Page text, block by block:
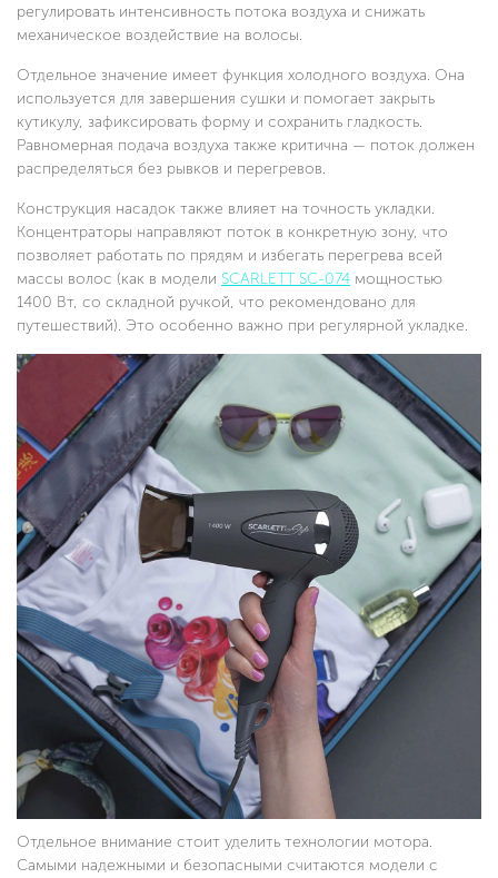
регулировать интенсивность потока воздуха и снижать
механическое воздействие на волосы.
Отдельное значение имеет функция холодного воздуха. Она
используется для завершения сушки и помогает закрыть
кутикулу, зафиксировать форму и сохранить гладкость.
Равномерная подача воздуха также критична — поток должен
распределяться без рывков и перегревов.
Конструкция насадок также влияет на точность укладки.
Концентраторы направляют поток в конкретную зону, что
позволяет работать по прядям и избегать перегрева всей
массы волос (как в модели SCARLETT SC-074 мощностью
1400 Вт, со складной ручкой, что рекомендовано для
путешествий). Это особенно важно при регулярной укладке.
Отдельное внимание стоит уделить технологии мотора.
Самыми надежными и безопасными считаются модели с